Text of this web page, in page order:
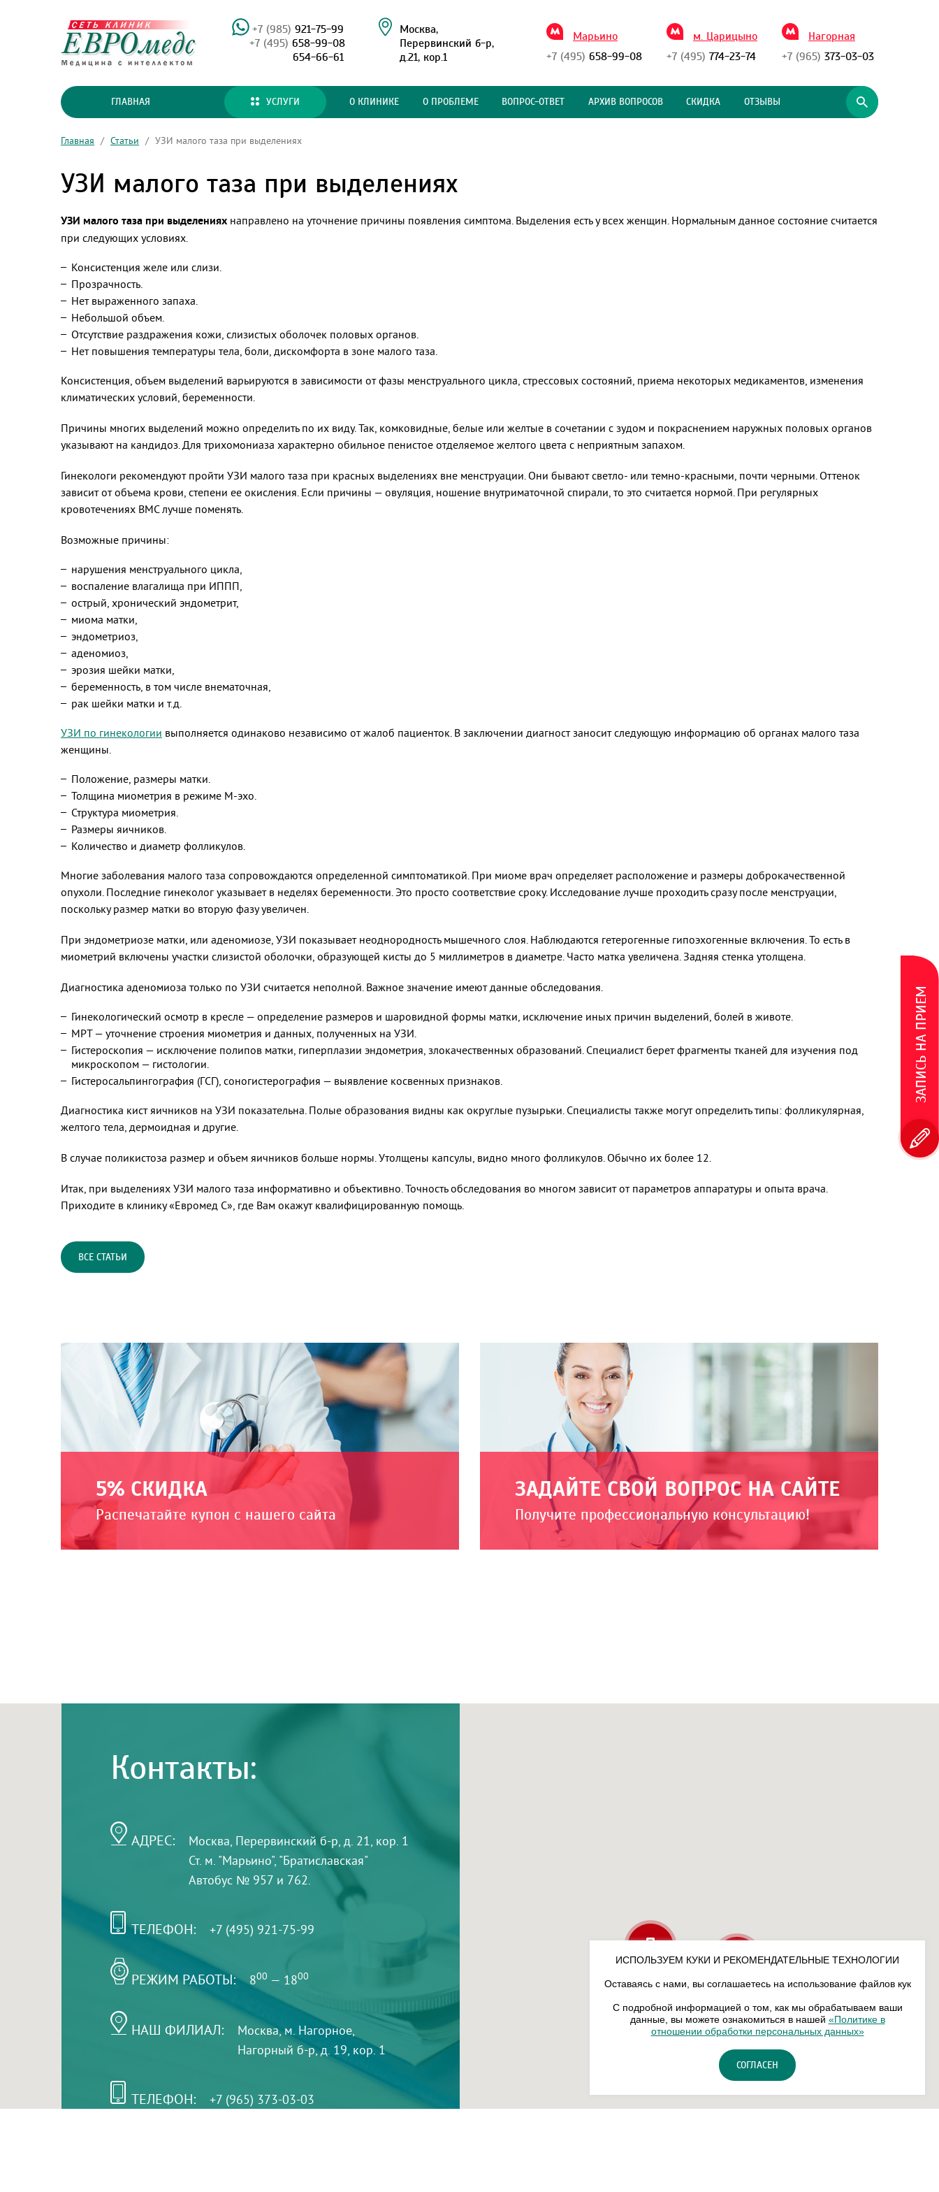
+7 (985) 921-75-99
+7 (495) 658-99-08
654-66-61
Москва,
Перервинский б-р,
д.21, кор.1
Марьино
+7 (495) 658-99-08
м. Царицыно
+7 (495) 774-23-74
Нагорная
+7 (965) 373-03-03
ГЛАВНАЯ УСЛУГИ О КЛИНИКЕ О ПРОБЛЕМЕ ВОПРОС-ОТВЕТ АРХИВ ВОПРОСОВ СКИДКА ОТЗЫВЫ
Главная / Статьи / УЗИ малого таза при выделениях
УЗИ малого таза при выделениях
УЗИ малого таза при выделениях направлено на уточнение причины появления симптома. Выделения есть у всех женщин. Нормальным данное состояние считается
при следующих условиях.
Консистенция желе или слизи.
Прозрачность.
Нет выраженного запаха.
Небольшой объем.
Отсутствие раздражения кожи, слизистых оболочек половых органов.
Нет повышения температуры тела, боли, дискомфорта в зоне малого таза.
Консистенция, объем выделений варьируются в зависимости от фазы менструального цикла, стрессовых состояний, приема некоторых медикаментов, изменения
климатических условий, беременности.
Причины многих выделений можно определить по их виду. Так, комковидные, белые или желтые в сочетании с зудом и покраснением наружных половых органов
указывают на кандидоз. Для трихомониаза характерно обильное пенистое отделяемое желтого цвета с неприятным запахом.
Гинекологи рекомендуют пройти УЗИ малого таза при красных выделениях вне менструации. Они бывают светло- или темно-красными, почти черными. Оттенок
зависит от объема крови, степени ее окисления. Если причины — овуляция, ношение внутриматочной спирали, то это считается нормой. При регулярных
кровотечениях ВМС лучше поменять.
Возможные причины:
нарушения менструального цикла,
воспаление влагалища при ИППП,
острый, хронический эндометрит,
миома матки,
эндометриоз,
аденомиоз,
эрозия шейки матки,
беременность, в том числе внематочная,
рак шейки матки и т.д.
УЗИ по гинекологии выполняется одинаково независимо от жалоб пациенток. В заключении диагност заносит следующую информацию об органах малого таза
женщины.
Положение, размеры матки.
Толщина миометрия в режиме М-эхо.
Структура миометрия.
Размеры яичников.
Количество и диаметр фолликулов.
Многие заболевания малого таза сопровождаются определенной симптоматикой. При миоме врач определяет расположение и размеры доброкачественной
опухоли. Последние гинеколог указывает в неделях беременности. Это просто соответствие сроку. Исследование лучше проходить сразу после менструации,
поскольку размер матки во вторую фазу увеличен.
При эндометриозе матки, или аденомиозе, УЗИ показывает неоднородность мышечного слоя. Наблюдаются гетерогенные гипоэхогенные включения. То есть в
миометрий включены участки слизистой оболочки, образующей кисты до 5 миллиметров в диаметре. Часто матка увеличена. Задняя стенка утолщена.
Диагностика аденомиоза только по УЗИ считается неполной. Важное значение имеют данные обследования.
Гинекологический осмотр в кресле — определение размеров и шаровидной формы матки, исключение иных причин выделений, болей в животе.
МРТ — уточнение строения миометрия и данных, полученных на УЗИ.
Гистероскопия — исключение полипов матки, гиперплазии эндометрия, злокачественных образований. Специалист берет фрагменты тканей для изучения под
микроскопом — гистологии.
Гистеросальпингография (ГСГ), соногистерография — выявление косвенных признаков.
Диагностика кист яичников на УЗИ показательна. Полые образования видны как округлые пузырьки. Специалисты также могут определить типы: фолликулярная,
желтого тела, дермоидная и другие.
В случае поликистоза размер и объем яичников больше нормы. Утолщены капсулы, видно много фолликулов. Обычно их более 12.
Итак, при выделениях УЗИ малого таза информативно и объективно. Точность обследования во многом зависит от параметров аппаратуры и опыта врача.
Приходите в клинику «Евромед С», где Вам окажут квалифицированную помощь.
ВСЕ СТАТЬИ
5% СКИДКА
Распечатайте купон с нашего сайта
ЗАДАЙТЕ СВОЙ ВОПРОС НА САЙТЕ
Получите профессиональную консультацию!
Контакты:
АДРЕС:
Москва, Перервинский б-р, д. 21, кор. 1
Ст. м. "Марьино", "Братиславская"
Автобус № 957 и 762.
ТЕЛЕФОН: +7 (495) 921-75-99
РЕЖИМ РАБОТЫ: 800 — 1800
НАШ ФИЛИАЛ:
Москва, м. Нагорное,
Нагорный б-р, д. 19, кор. 1
ТЕЛЕФОН: +7 (965) 373-03-03
ИСПОЛЬЗУЕМ КУКИ И РЕКОМЕНДАТЕЛЬНЫЕ ТЕХНОЛОГИИ
Оставаясь с нами, вы соглашаетесь на использование файлов кук
С подробной информацией о том, как мы обрабатываем ваши
данные, вы можете ознакомиться в нашей «Политике в
отношении обработки персональных данных»
СОГЛАСЕН
ЗАПИСЬ НА ПРИЕМ